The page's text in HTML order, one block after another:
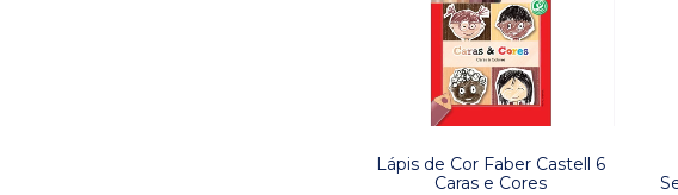
Lápis de Cor Faber Castell 6
Caras e Cores